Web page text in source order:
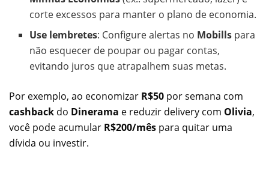
corte excessos para manter o plano de economia.
Use lembretes: Configure alertas no Mobills para
não esquecer de poupar ou pagar contas,
evitando juros que atrapalhem suas metas.
Por exemplo, ao economizar R$50 por semana com
cashback do Dinerama e reduzir delivery com Olivia,
você pode acumular R$200/mês para quitar uma
dívida ou investir.